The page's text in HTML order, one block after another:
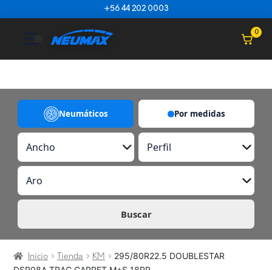
+56 44 202 0003
☰ 0
Neumáticos Por medidas
A
c
o
P
r
i
l
A
o
Buscar
Inicio Tienda KM
295/80R22.5 DOUBLESTAR